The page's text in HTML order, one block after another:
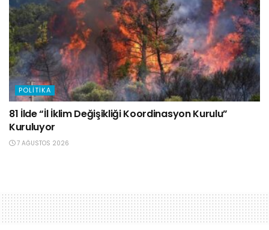
POLITIKA
81 İlde “İl İklim Değişikliği Koordinasyon Kurulu”
Kuruluyor
7 AĞUSTOS 2026